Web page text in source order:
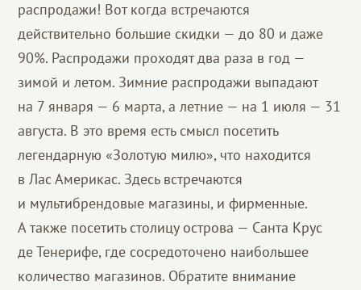
распродажи! Вот когда встречаются
действительно большие скидки — до 80 и даже
90%. Распродажи проходят два раза в год —
зимой и летом. Зимние распродажи выпадают
на 7 января — 6 марта, а летние — на 1 июля — 31
августа. В это время есть смысл посетить
легендарную «Золотую милю», что находится
в Лас Америкас. Здесь встречаются
и мультибрендовые магазины, и фирменные.
А также посетить столицу острова — Санта Крус
де Тенерифе, где сосредоточено наибольшее
количество магазинов. Обратите внимание